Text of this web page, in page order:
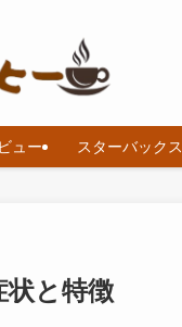
ュー スターバックス
状と特徴